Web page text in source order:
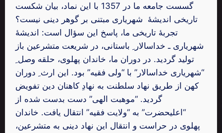
گسست جامعه ما در 1357 با این نماد، بیان شکست
تاریخی اندیشۀ شهریاری مبتنی بر گوهر دینی نیست؟
تجربۀ تاریخی ما، پاسخ این سؤال است: اندیشۀ
شهریاری ـ خداسالار ِ باستانی، در شریعت متشرعین باز
تولید گردید. در دوران ما، خاندان پهلوی، حلقه وصل ِ
“شهریاری خداسالار” با “ولی فقیه” بود. این ارث ِ دوران
کهن از طریق نهاد سلطنت به نهادِ کاهنان دین تفویض
گردید. “موهبت الهی” دست بدست شده از
“اعلیحضرت” به “ولایت فقیه” انتقال یافت. خاندان
پهلوی در حراست و انتقال این نهاد دینی به متشرعین،